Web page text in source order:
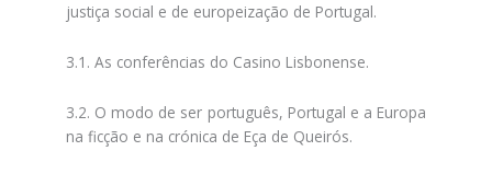
justiça social e de europeização de Portugal.
3.1. As conferências do Casino Lisbonense.
3.2. O modo de ser português, Portugal e a Europa
na ficção e na crónica de Eça de Queirós.